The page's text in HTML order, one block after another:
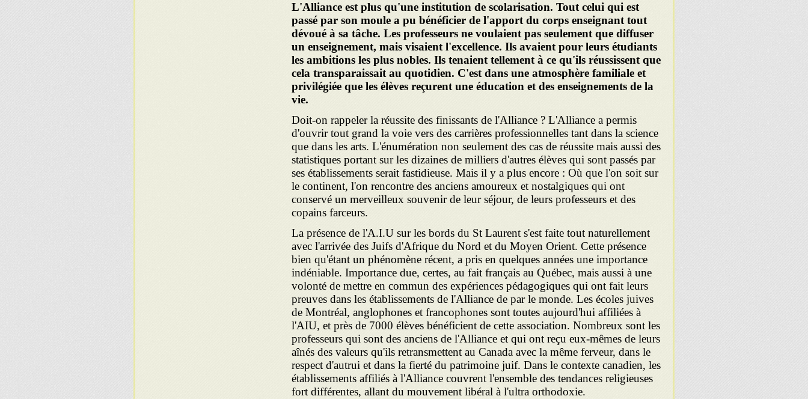
L'Alliance est plus qu'une institution de scolarisation. Tout celui qui est
passé par son moule a pu bénéficier de l'apport du corps enseignant tout
dévoué à sa tâche. Les professeurs ne voulaient pas seulement que diffuser
un enseignement, mais visaient l'excellence. Ils avaient pour leurs étudiants
les ambitions les plus nobles. Ils tenaient tellement à ce qu'ils réussissent que
cela transparaissait au quotidien. C'est dans une atmosphère familiale et
privilégiée que les élèves reçurent une éducation et des enseignements de la
vie.
Doit-on rappeler la réussite des finissants de l'Alliance ? L'Alliance a permis
d'ouvrir tout grand la voie vers des carrières professionnelles tant dans la science
que dans les arts. L'énumération non seulement des cas de réussite mais aussi des
statistiques portant sur les dizaines de milliers d'autres élèves qui sont passés par
ses établissements serait fastidieuse. Mais il y a plus encore : Où que l'on soit sur
le continent, l'on rencontre des anciens amoureux et nostalgiques qui ont
conservé un merveilleux souvenir de leur séjour, de leurs professeurs et des
copains farceurs.
La présence de l'A.I.U sur les bords du St Laurent s'est faite tout naturellement
avec l'arrivée des Juifs d'Afrique du Nord et du Moyen Orient. Cette présence
bien qu'étant un phénomène récent, a pris en quelques années une importance
indéniable. Importance due, certes, au fait français au Québec, mais aussi à une
volonté de mettre en commun des expériences pédagogiques qui ont fait leurs
preuves dans les établissements de l'Alliance de par le monde. Les écoles juives
de Montréal, anglophones et francophones sont toutes aujourd'hui affiliées à
l'AIU, et près de 7000 élèves bénéficient de cette association. Nombreux sont les
professeurs qui sont des anciens de l'Alliance et qui ont reçu eux-mêmes de leurs
aînés des valeurs qu'ils retransmettent au Canada avec la même ferveur, dans le
respect d'autrui et dans la fierté du patrimoine juif. Dans le contexte canadien, les
établissements affiliés à l'Alliance couvrent l'ensemble des tendances religieuses
fort différentes, allant du mouvement libéral à l'ultra orthodoxie.